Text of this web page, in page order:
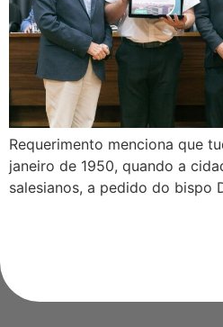
Requerimento menciona que
janeiro de 1950, quando a
salesianos, a pedido do bispo